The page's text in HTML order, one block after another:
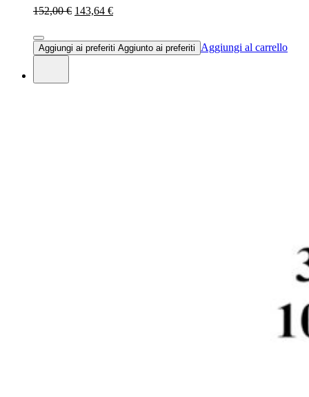
152,00 € 143,64 €
Aggiungi ai preferiti Aggiunto ai preferiti Aggiungi al carrello